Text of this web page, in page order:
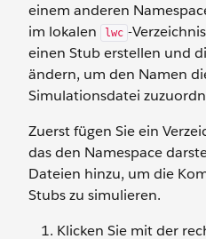
einem anderen
im lokalen
lwc -
einen Stub erstellen und
ändern, um den Namen
Simulationsdatei
Zuerst fügen Sie ein
das den Namespace
Dateien hinzu, um die
Stubs zu simulieren.
Klicken Sie mit der